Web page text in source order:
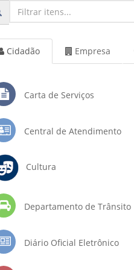
Cidadão Empresa
Carta de Serviços
Central de Atendimento
Cultura
Departamento de Trânsito
Diário Oficial Eletrônico